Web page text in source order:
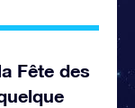
Fête des